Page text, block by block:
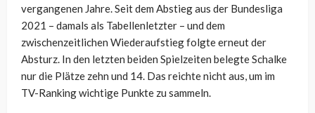
vergangenen Jahre. Seit dem Abstieg aus der Bundesliga
2021 – damals als Tabellenletzter – und dem
zwischenzeitlichen Wiederaufstieg folgte erneut der
Absturz. In den letzten beiden Spielzeiten belegte Schalke
nur die Plätze zehn und 14. Das reichte nicht aus, um im
TV-Ranking wichtige Punkte zu sammeln.